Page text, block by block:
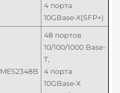
4 порта
10GBase-X(SFP+)
MES2348B
48 портов
10/100/1000 Base-
T,
4 порта
10GBase-X